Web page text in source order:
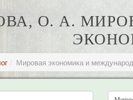
О. А.
Мировая экономика и